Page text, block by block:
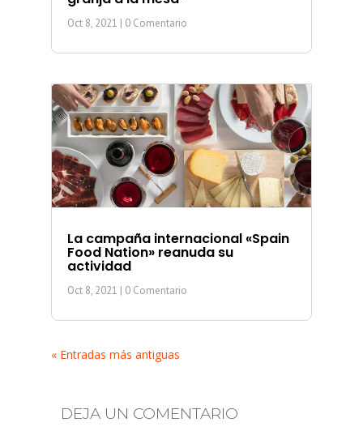
Oct 8, 2021 | 0 Comentario
La campaña internacional «Spain
Food Nation» reanuda su
actividad
Oct 8, 2021 | 0 Comentario
« Entradas más antiguas
DEJA UN COMENTARIO